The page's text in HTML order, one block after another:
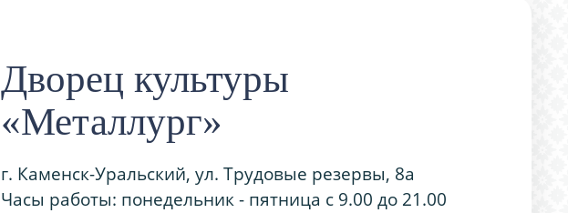
Дворец культуры
«Металлург»
г. Каменск-Уральский, ул. Трудовые резервы, 8а
Часы работы: понедельник - пятница с 9.00 до 21.00